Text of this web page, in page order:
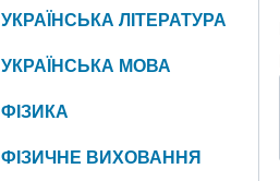
УКРАЇНСЬКА ЛІТЕРАТУРА
УКРАЇНСЬКА МОВА
ФІЗИКА
ФІЗИЧНЕ ВИХОВАННЯ